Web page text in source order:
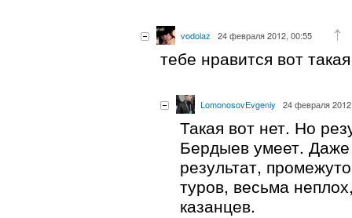
vodolaz 24 февраля 2012, 00:55
тебе нравится вот
LomonosovEvgeniy 24 февраля
Такая вот нет. Но
Бердыев умеет.
результат,
туров, весьма
казанцев.